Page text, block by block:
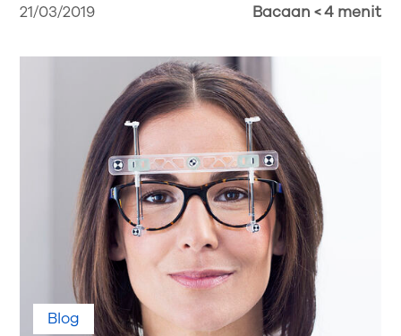
21/03/2019
Bacaan < 4 menit
Blog